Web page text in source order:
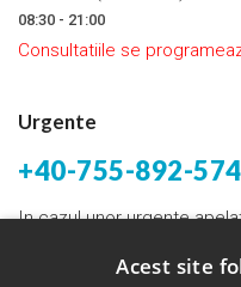
08:30 - 21:00
Consultatiile se
Urgente
+40-755-892-574
In cazul unor urgente
Acest site